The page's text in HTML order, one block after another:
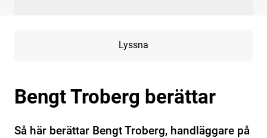
Lyssna
Bengt Troberg berättar
Så här berättar Bengt Troberg, handläggare på